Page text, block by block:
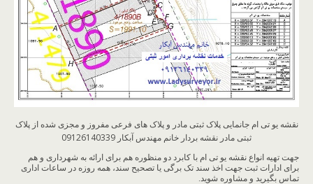
نقشه یو تی ام جانمایی پلاک ثبتی مادر و پلاک های فرعی مفروز و مجزی شده از پلاک
ثبتی مادر نقشه بردار خانم مهندس آبکار 09126140339
جهت تهیه انواع نقشه یو تی ام با کابرد دو منظوره هم برای ارائه به شهرداری و هم
برای ادارات ثبت جهت اخذ سند تک برگی یا تصحیح سند، همه روزه در ساعات اداری
تماس بگیرید و مشاوره شوید.